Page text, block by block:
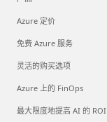
Azure 定价
免费 Azure 服务
灵活的购买选项
Azure 上的 FinOps
最大限度地提高 AI 的 ROI